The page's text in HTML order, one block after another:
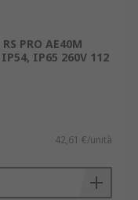
aspetti
o
con
garantire
PRO AE40M
IP65 260V 112
42,61 €/unità